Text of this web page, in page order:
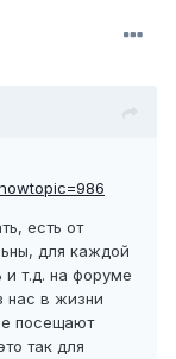
есть от
для каждой
т.д. на форуме
нас в жизни
посещают
так для